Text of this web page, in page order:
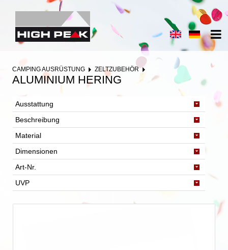
CAMPING AUSRÜSTUNG ZELTZUBEHÖR
ALUMINIUM HERING
Ausstattung
Beschreibung
Material
Dimensionen
Art-Nr.
UVP